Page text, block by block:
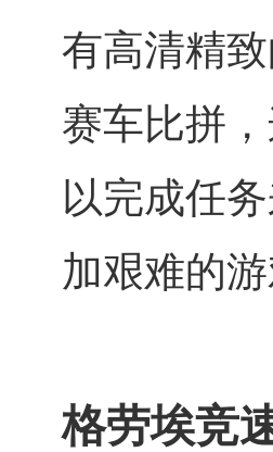
有高清精
赛车比拼
以完成任
加艰难的游
格劳埃竞